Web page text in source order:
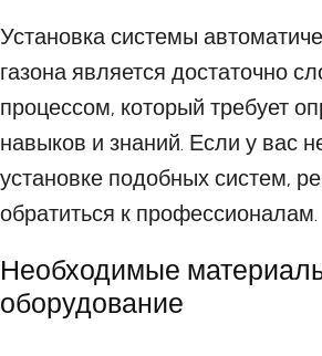
Установка системы
газона является достаточно
процессом, который требует
навыков и знаний. Если у вас
установке подобных систем,
обратиться к профессионалам.
Необходимые
оборудование